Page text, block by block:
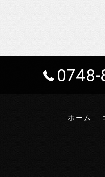
0748-
ホーム